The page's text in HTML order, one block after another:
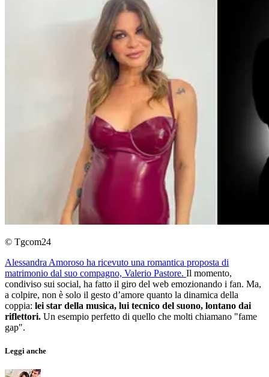
© Tgcom24
Alessandra Amoroso ha ricevuto una romantica proposta di
matrimonio dal suo compagno, Valerio Pastore. Il momento,
condiviso sui social, ha fatto il giro del web emozionando i fan. Ma,
a colpire, non è solo il gesto d’amore quanto la dinamica della
coppia: lei star della musica, lui tecnico del suono, lontano dai
riflettori. Un esempio perfetto di quello che molti chiamano "fame
gap".
Leggi anche